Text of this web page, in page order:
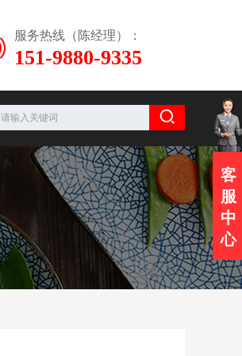
服务热线（陈经理）：
151-9880-9335
客
服
中
心